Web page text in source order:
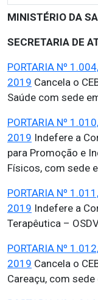
MINISTÉRIO DA
SECRETARIA DE
PORTARIA Nº
2019 Cancela o
Saúde com sede
PORTARIA Nº
2019 Indefere a
para Promoção e
Físicos, com sede
PORTARIA Nº
2019 Indefere a
Terapêutica –
PORTARIA Nº
2019 Cancela o
Careaçu, com